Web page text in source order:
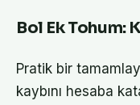
Bol Ek Tohum:
Pratik bir
kaybını hesaba